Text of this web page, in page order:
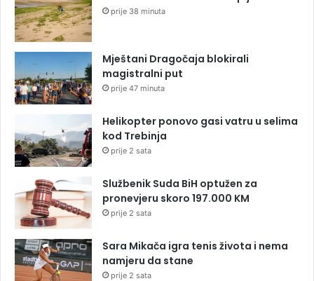
prije 38 minuta
Mještani Dragočaja blokirali
magistralni put
prije 47 minuta
Helikopter ponovo gasi vatru u selima
kod Trebinja
prije 2 sata
Službenik Suda BiH optužen za
pronevjeru skoro 197.000 KM
prije 2 sata
Sara Mikača igra tenis života i nema
namjeru da stane
prije 2 sata